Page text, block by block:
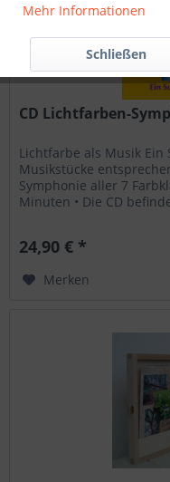
CD Lichtfarben-
Lichtfarbe als Musik Ein
Musikstücke
Symphonie aller 7
Minuten • Die CD
24,90 € *
Merken
Mehr Informationen
Schließen